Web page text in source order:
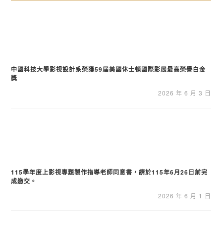
中國科技大學影視設計系榮獲59屆美國休士頓國際影展最高榮譽白金
獎
2026 年 6 月 3 日
115學年度上影視專題製作指導老師同意書，請於115年6月26日前完
成繳交。
2026 年 6 月 1 日